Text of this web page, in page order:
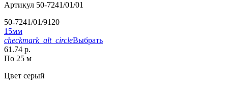
Артикул 50-7241/01/01
50-7241/01/9120
15мм
checkmark_alt_circleВыбрать
61.74 р.
По 25 м
Цвет серый